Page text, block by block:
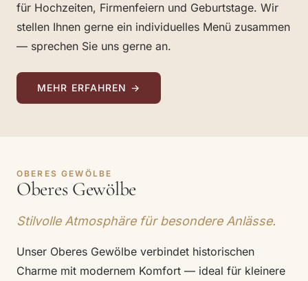
für Hochzeiten, Firmenfeiern und Geburtstage. Wir
stellen Ihnen gerne ein individuelles Menü zusammen
— sprechen Sie uns gerne an.
MEHR ERFAHREN →
OBERES GEWÖLBE
Oberes Gewölbe
Stilvolle Atmosphäre für besondere Anlässe.
Unser Oberes Gewölbe verbindet historischen
Charme mit modernem Komfort — ideal für kleinere